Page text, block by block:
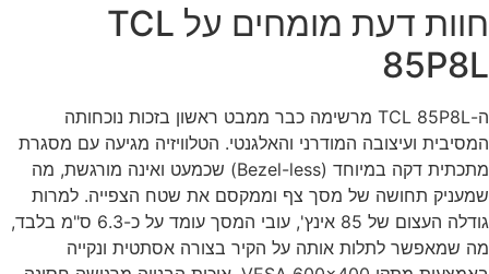
חוות דעת מומחים על TCL
ה-TCL 85P8L מרשימה כבר ממבט ראשון בזכות נוכחותה
ועיצובה המודרני והאלגנטי. הטלוויזיה מגיעה עם מסגרת
מתכתית דקה במיוחד (Bezel-less) שכמעט ואינה מורגשת, מה
תחושה של מסך צף וממקסם את שטח הצפייה. למרות
גודלה העצום של 85 אינץ', עובי המסך עומד על כ-6.3 ס"מ בלבד,
שמאפשר לתלות אותה על הקיר בצורה אסתטית ונקייה